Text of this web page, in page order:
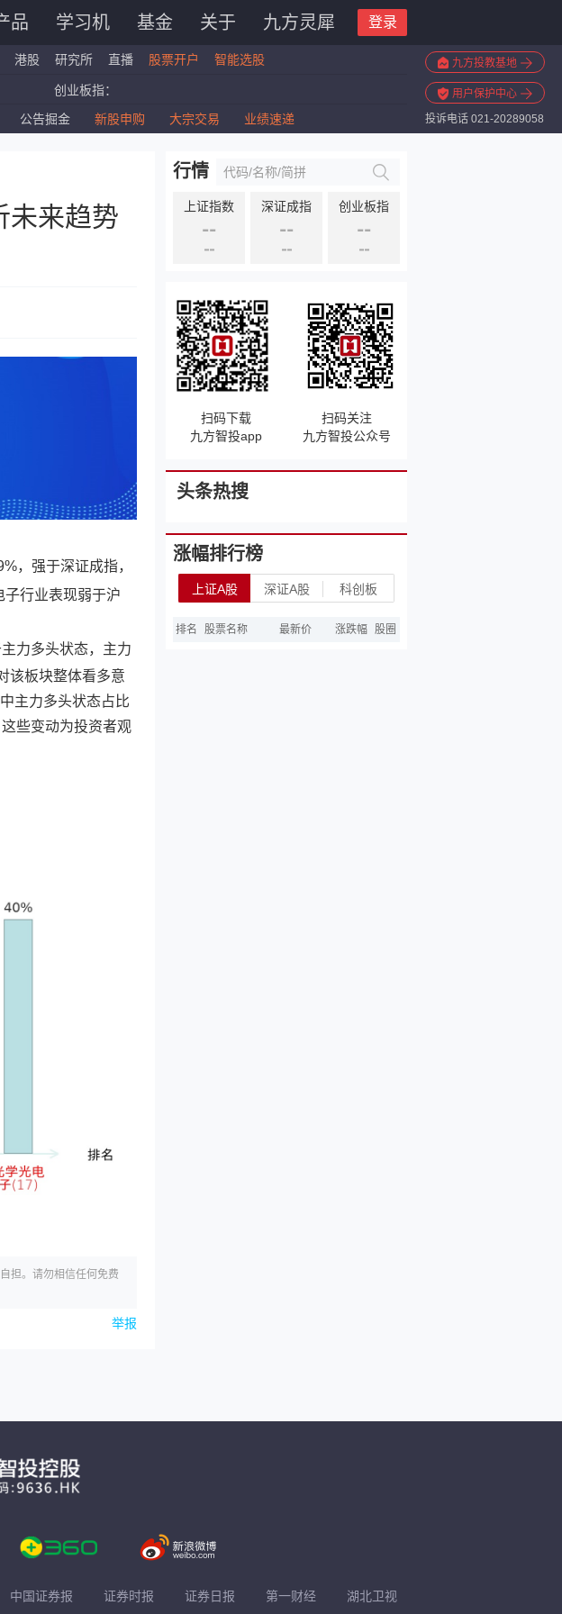
品 学习机 基金 关于 九方灵犀 登录
港股 研究所 直播 股票开户 智能选股 九方投教基地
用户保护中心
投诉电话 021-20289058
创业板指：
红筹指数：
公告掘金 新股申购 大宗交易 业绩速递
未来趋势
，强于深证成指，
子行业表现弱于沪
力多头状态，主力
该板块整体看多意
主力多头状态占比
些变动为投资者观
担。请勿相信任何免费
举报
行情
上证指数
--
--
深证成指
--
--
创业板指
--
--
扫码下载
九方智投app
扫码关注
九方智投公众号
头条热搜
涨幅排行榜
上证A股 深证A股 科创板
排名 股票名称 最新价 涨跌幅 股圈
中国证券报 证券时报 证券日报 第一财经 湖北卫视